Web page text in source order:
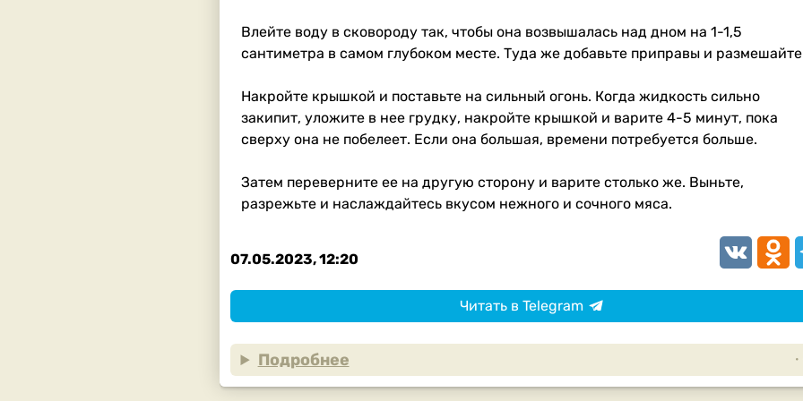
Влейте воду в сковороду так, чтобы она возвышалась над дном на 1-1,5
сантиметра в самом глубоком месте. Туда же добавьте приправы и
Накройте крышкой и поставьте на сильный огонь. Когда жидкость сильно
закипит, уложите в нее грудку, накройте крышкой и варите 4-5 минут, пока
сверху она не побелеет. Если она большая, времени потребуется больше.
Затем переверните ее на другую сторону и варите столько же. Выньте,
разрежьте и наслаждайтесь вкусом нежного и сочного мяса.
07.05.2023, 12:20 VK
Читать в Telegram
Подробнее